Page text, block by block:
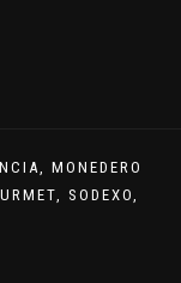
MONEDERO
SODEXO,